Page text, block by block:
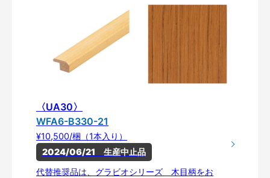
〈UA30〉
WFA6-B330-21
¥10,500/梱（1本入り）
2024/06/21　生産中止品
代替推奨品は、グラビオシリーズ 木目柄をお